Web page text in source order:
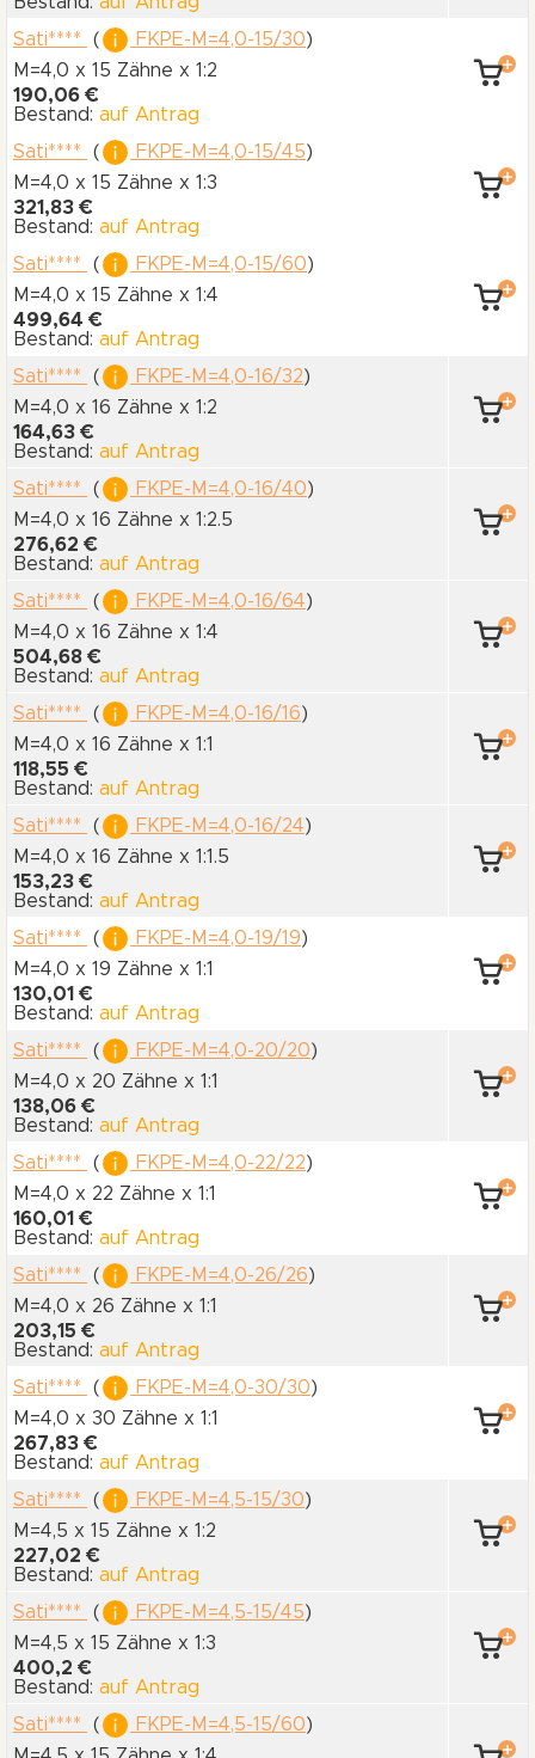
Sati****
( FKPE-M=4,0-15/30)
M=4,0 x 15 Zähne x 1:2
190,06 €
Bestand: auf Antrag
Sati****
( FKPE-M=4,0-15/45)
M=4,0 x 15 Zähne x 1:3
321,83 €
Bestand: auf Antrag
Sati****
( FKPE-M=4,0-15/60)
M=4,0 x 15 Zähne x 1:4
499,64 €
Bestand: auf Antrag
Sati****
( FKPE-M=4,0-16/32)
M=4,0 x 16 Zähne x 1:2
164,63 €
Bestand: auf Antrag
Sati****
( FKPE-M=4,0-16/40)
M=4,0 x 16 Zähne x 1:2.5
276,62 €
Bestand: auf Antrag
Sati****
( FKPE-M=4,0-16/64)
M=4,0 x 16 Zähne x 1:4
504,68 €
Bestand: auf Antrag
Sati****
( FKPE-M=4,0-16/16)
M=4,0 x 16 Zähne x 1:1
118,55 €
Bestand: auf Antrag
Sati****
( FKPE-M=4,0-16/24)
M=4,0 x 16 Zähne x 1:1.5
153,23 €
Bestand: auf Antrag
Sati****
( FKPE-M=4,0-19/19)
M=4,0 x 19 Zähne x 1:1
130,01 €
Bestand: auf Antrag
Sati****
( FKPE-M=4,0-20/20)
M=4,0 x 20 Zähne x 1:1
138,06 €
Bestand: auf Antrag
Sati****
( FKPE-M=4,0-22/22)
M=4,0 x 22 Zähne x 1:1
160,01 €
Bestand: auf Antrag
Sati****
( FKPE-M=4,0-26/26)
M=4,0 x 26 Zähne x 1:1
203,15 €
Bestand: auf Antrag
Sati****
( FKPE-M=4,0-30/30)
M=4,0 x 30 Zähne x 1:1
267,83 €
Bestand: auf Antrag
Sati****
( FKPE-M=4,5-15/30)
M=4,5 x 15 Zähne x 1:2
227,02 €
Bestand: auf Antrag
Sati****
( FKPE-M=4,5-15/45)
M=4,5 x 15 Zähne x 1:3
400,2 €
Bestand: auf Antrag
Sati****
( FKPE-M=4,5-15/60)